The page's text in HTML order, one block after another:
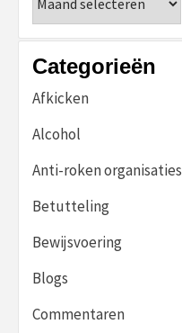
Categorieën
Afkicken
Alcohol
Anti-roken organisaties
Betutteling
Bewijsvoering
Blogs
Commentaren